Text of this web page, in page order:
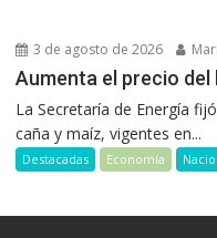
3 de agosto de 2026
Aumenta el precio
La Secretaría de Energía
caña y maíz, vigentes en...
Destacadas Economía